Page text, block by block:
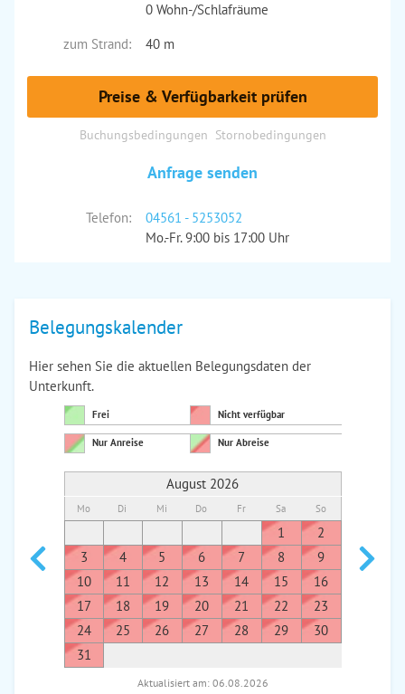
0 Wohn-/Schlafräume
zum Strand:
40 m
Preise & Verfügbarkeit prüfen
Buchungsbedingungen Stornobedingungen
Anfrage senden
Telefon:
04561 - 5253052
Mo.-Fr. 9:00 bis 17:00 Uhr
Belegungskalender
Hier sehen Sie die aktuellen Belegungsdaten der
Unterkunft.
Frei Nicht verfügbar
Nur Anreise Nur Abreise
August 2026
Mo Di Mi Do Fr Sa So
1
2
3
4 5 6 7 8
9
10
11 12 13 14 15
16
17
18 19 20 21 22
23
24
25 26 27 28 29
30
31
7
Aktualisiert am: 06.08.2026